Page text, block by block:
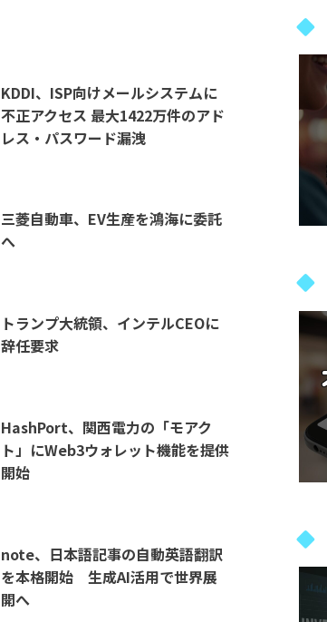
KDDI、ISP向けメールシステムに
不正アクセス 最大1422万件のアド
レス・パスワード漏洩
三菱自動車、EV生産を鴻海に委託
へ
トランプ大統領、インテルCEOに
辞任要求
HashPort、関西電力の「モアク
ト」にWeb3ウォレット機能を提供
開始
note、日本語記事の自動英語翻訳
を本格開始 生成AI活用で世界展
開へ